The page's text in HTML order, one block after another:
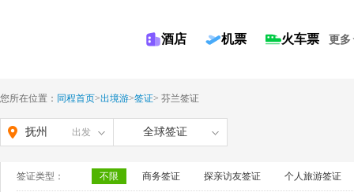
酒店 机票 火车票 更多
您所在位置： 同程首页>出境游>签证> 芬兰签证
抚州 出发 全球签证
签证类型： 不限 商务签证 探亲访友签证 个人旅游签证